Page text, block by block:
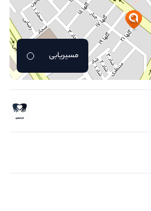
مسیریابی